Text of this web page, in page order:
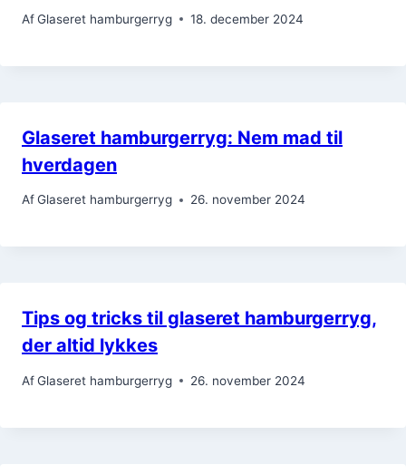
AfGlaseret hamburgerryg 18. december 2024
Glaseret hamburgerryg: Nem mad til
hverdagen
AfGlaseret hamburgerryg 26. november 2024
Tips og tricks til glaseret hamburgerryg,
der altid lykkes
AfGlaseret hamburgerryg 26. november 2024